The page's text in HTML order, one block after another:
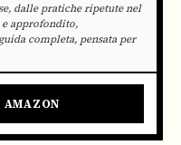
dalle pratiche ripetute nel
approfondito,
completa, pensata per
AMAZON